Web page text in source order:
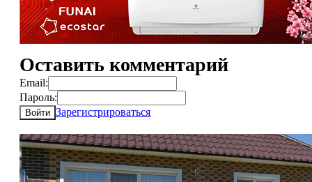
Оставить комментарий
Email:
Пароль:
Войти Зарегистрироваться